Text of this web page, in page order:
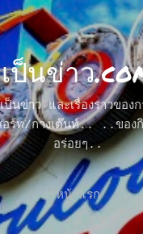
ข้ามไปที่เนื้อหาหลัก
เป็นข่าว
ป็นข่าว และเรื่องราวของ
อร์ท/กางเต๊นท์.. ..ของ
อร่อยๆ..
หน้าแรก